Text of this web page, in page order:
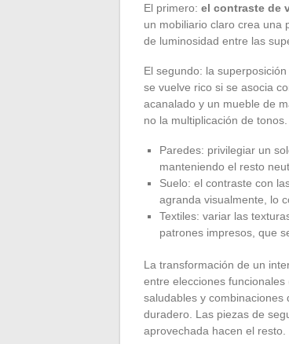
El primero: el contraste de
un mobiliario claro crea una
de luminosidad entre las
El segundo: la
se vuelve rico si se asocia
acanalado y un mueble de
no la multiplicación de tonos.
Paredes: privilegiar un
manteniendo el resto
Suelo: el contraste con
agranda visualmente, lo
Textiles: variar las
patrones impresos, que
La transformación de un
entre elecciones
saludables y
duradero. Las piezas de
aprovechada hacen el resto.